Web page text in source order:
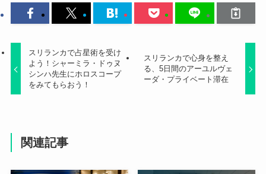
スリランカで占星術を受け
よう！シャーミラ・ドゥヌ
シンハ先生にホロスコープ
をみてもらおう！
スリランカで心身を整え
る、5日間のアーユルヴェ
ーダ・プライベート滞在
関連記事